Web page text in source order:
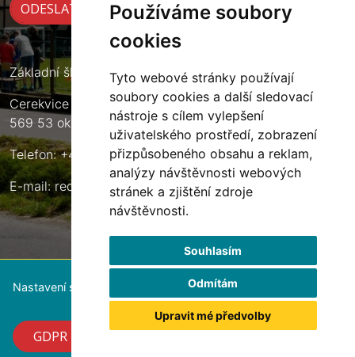
Používáme soubory
cookies
Tyto webové stránky používají
soubory cookies a další sledovací
nástroje s cílem vylepšení
uživatelského prostředí, zobrazení
přizpůsobeného obsahu a reklam,
analýzy návštěvnosti webových
stránek a zjištění zdroje
návštěvnosti.
Souhlasím
Odmítám
Upravit mé předvolby
Základní škola Cerekvice nad Loučnou
Cerekvice nad Loučnou 135
569 53 okres Svitavy
Telefon: +420 461 633 140
E-mail:reditel@zscerekvice.cz
Nastavení souborů cookie
GDPR